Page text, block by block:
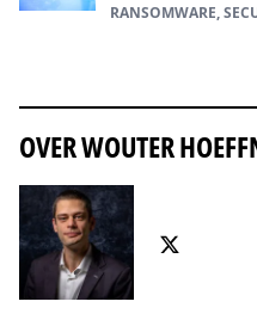
RANSOMWARE,
OVER WOUTER